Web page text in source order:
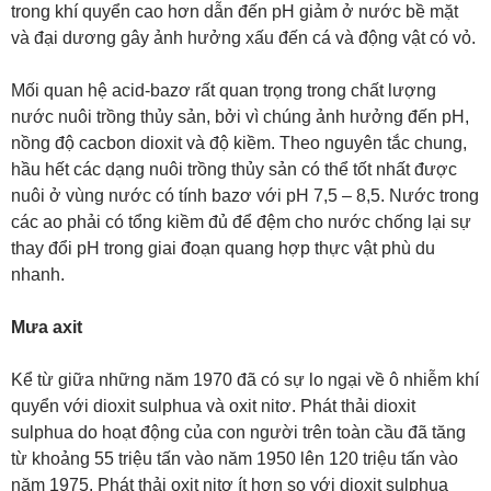
trong khí quyển cao hơn dẫn đến pH giảm ở nước bề mặt
và đại dương gây ảnh hưởng xấu đến cá và động vật có vỏ.
Mối quan hệ acid-bazơ rất quan trọng trong chất lượng
nước nuôi trồng thủy sản, bởi vì chúng ảnh hưởng đến pH,
nồng độ cacbon dioxit và độ kiềm. Theo nguyên tắc chung,
hầu hết các dạng nuôi trồng thủy sản có thể tốt nhất được
nuôi ở vùng nước có tính bazơ với pH 7,5 – 8,5. Nước trong
các ao phải có tổng kiềm đủ để đệm cho nước chống lại sự
thay đổi pH trong giai đoạn quang hợp thực vật phù du
nhanh.
Mưa axit
Kể từ giữa những năm 1970 đã có sự lo ngại về ô nhiễm khí
quyển với dioxit sulphua và oxit nitơ. Phát thải dioxit
sulphua do hoạt động của con người trên toàn cầu đã tăng
từ khoảng 55 triệu tấn vào năm 1950 lên 120 triệu tấn vào
năm 1975. Phát thải oxit nitơ ít hơn so với dioxit sulphua